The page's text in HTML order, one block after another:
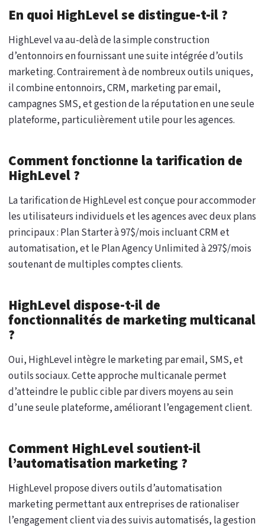
En quoi HighLevel se distingue-t-il ?
HighLevel va au-delà de la simple construction
d’entonnoirs en fournissant une suite intégrée d’outils
marketing. Contrairement à de nombreux outils uniques,
il combine entonnoirs, CRM, marketing par email,
campagnes SMS, et gestion de la réputation en une seule
plateforme, particulièrement utile pour les agences.
Comment fonctionne la tarification de
HighLevel ?
La tarification de HighLevel est conçue pour accommoder
les utilisateurs individuels et les agences avec deux plans
principaux : Plan Starter à 97$/mois incluant CRM et
automatisation, et le Plan Agency Unlimited à 297$/mois
soutenant de multiples comptes clients.
HighLevel dispose-t-il de
fonctionnalités de marketing multicanal
?
Oui, HighLevel intègre le marketing par email, SMS, et
outils sociaux. Cette approche multicanale permet
d’atteindre le public cible par divers moyens au sein
d’une seule plateforme, améliorant l’engagement client.
Comment HighLevel soutient-il
l’automatisation marketing ?
HighLevel propose divers outils d’automatisation
marketing permettant aux entreprises de rationaliser
l’engagement client via des suivis automatisés, la gestion